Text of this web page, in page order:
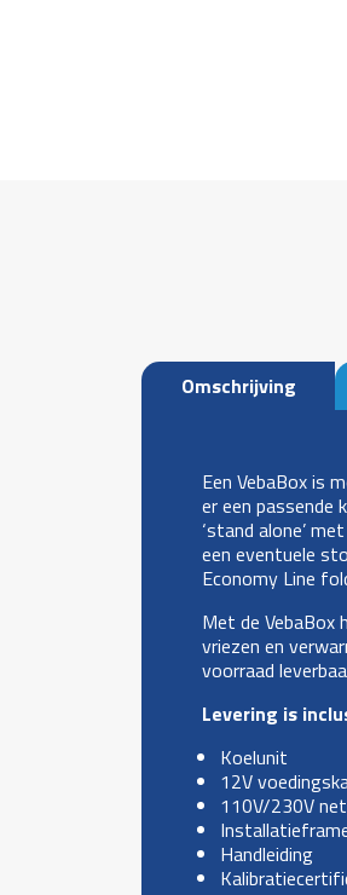
Omschrijving
Een VebaBox is
er een passende
‘stand alone’
een eventuele
Economy Line
Met de VebaBox
vriezen en
voorraad
Levering is
Koelunit
12V
110V/230V
Handleiding